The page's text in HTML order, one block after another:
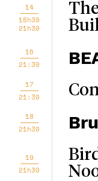
14
18h30
21h30
16
21:30
17
21:30
18
21h30
19
21h30